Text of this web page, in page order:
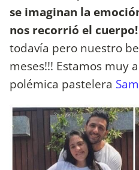
se imaginan la
nos recorrió el cuerpo!
todavía pero nuestro
meses!!! Estamos muy
polémica pastelera